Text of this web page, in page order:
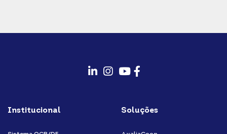
linkedin-
instagram
youtube
facebook-
Institucional Soluções